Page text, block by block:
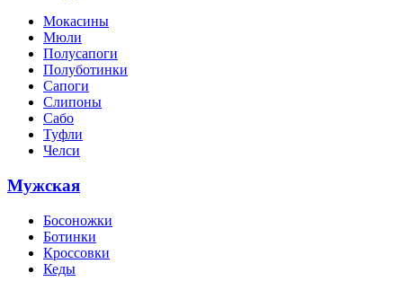
Мокасины
Мюли
Полусапоги
Полуботинки
Сапоги
Слипоны
Сабо
Туфли
Челси
Мужская
Босоножки
Ботинки
Кроссовки
Кеды